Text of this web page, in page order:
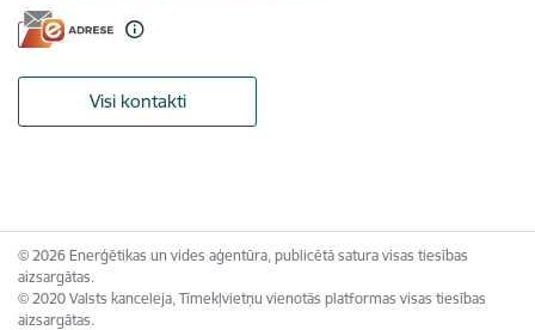
Visi kontakti
© 2026 Enerģētikas un vides aģentūra, publicētā satura visas tiesības
aizsargātas.
© 2020 Valsts kanceleja, Tīmekļvietņu vienotās platformas visas tiesības
aizsargātas.